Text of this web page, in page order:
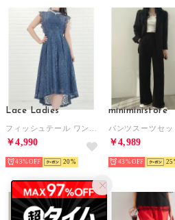
Lace Ladies
フィッシュテール ワンピース ドレス （ブルーグレー）
￥4,990
43% 20
miniministore
￥4,989
43% 25